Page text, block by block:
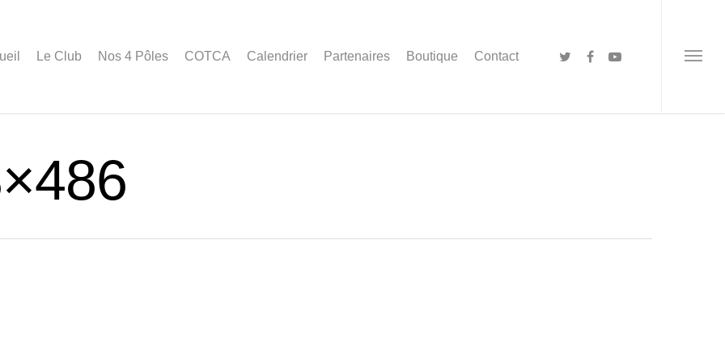
Le Club Nos 4 Pôles COTCA Calendrier Partenaires Boutique Contact